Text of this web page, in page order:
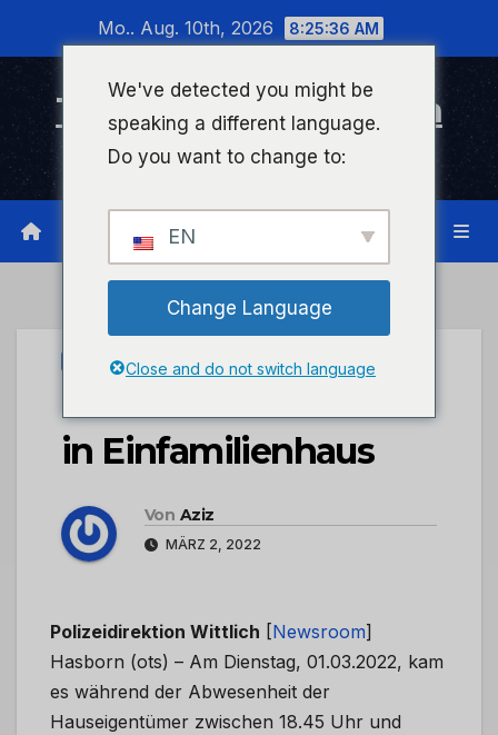
wechseln
Mo.. Aug. 10th, 2026 8:25:36 AM
Timeline Bad Kreuznach
Infonetzwerk für Bad Kreuznach
UNCATEGORIZED
POL-PDWIL: Einbruch
in Einfamilienhaus
Von Aziz
MÄRZ 2, 2022
Polizeidirektion Wittlich [Newsroom]
Hasborn (ots) – Am Dienstag, 01.03.2022, kam
es während der Abwesenheit der
Hauseigentümer zwischen 18.45 Uhr und
We've detected you might be
speaking a different language.
Do you want to change to:
EN
Change Language
Close and do not switch language